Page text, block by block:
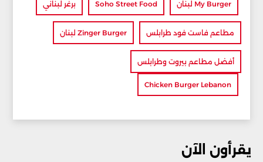
My Burger لبنان Soho Street Food برغر لبناني
مطاعم فاست فود طرابلس Zinger Burger لبنان
أفضل مطاعم بيروت وطرابلس
Chicken Burger Lebanon
يقرأون الآن